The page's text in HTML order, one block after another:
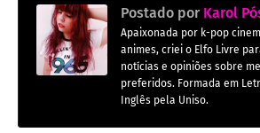
Postado por Karol
Apaixonada por k-pop
animes, criei o Elfo Livre
notícias e opiniões sobre
preferidos. Formada em
Inglês pela Uniso.